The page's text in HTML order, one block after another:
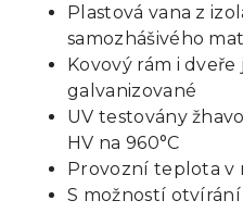
Plastová vana z
samozhášivého
Kovový rám i
galvanizované
UV testovány
HV na 960°C
Provozní teplota v
S možností